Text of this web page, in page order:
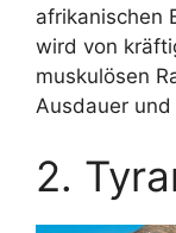
afrikanischen
wird von
muskulösen
Ausdauer
2.